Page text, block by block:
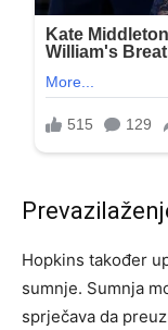
Hopkins također
sumnje. Sumnja
sprječava da